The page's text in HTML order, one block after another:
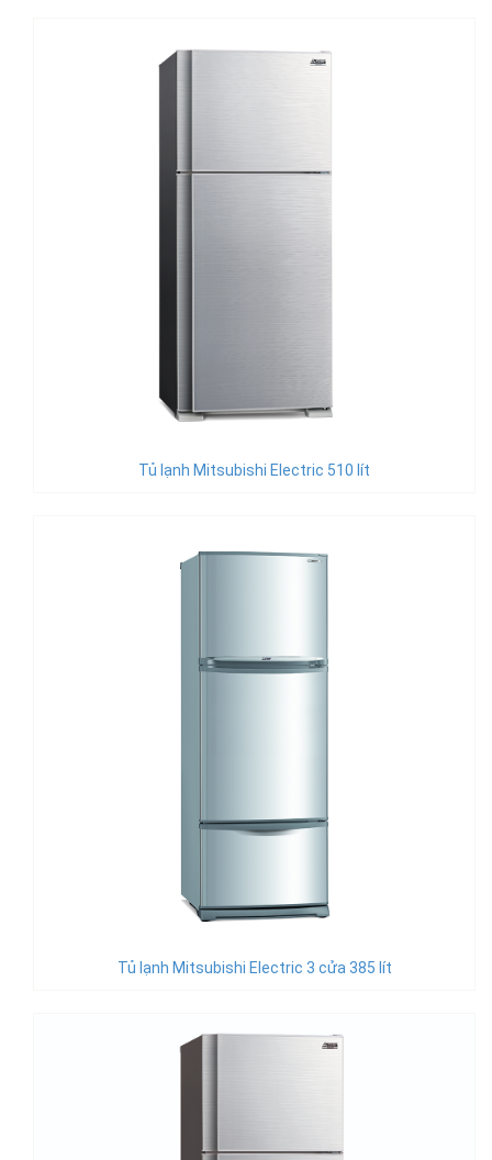
Tủ lạnh Mitsubishi Electric 510 lít
Tủ lạnh Mitsubishi Electric 3 cửa 385 lít